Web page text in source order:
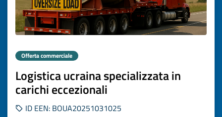
Offerta commerciale
Logistica ucraina specializzata in
carichi eccezionali
ID EEN: BOUA20251031025